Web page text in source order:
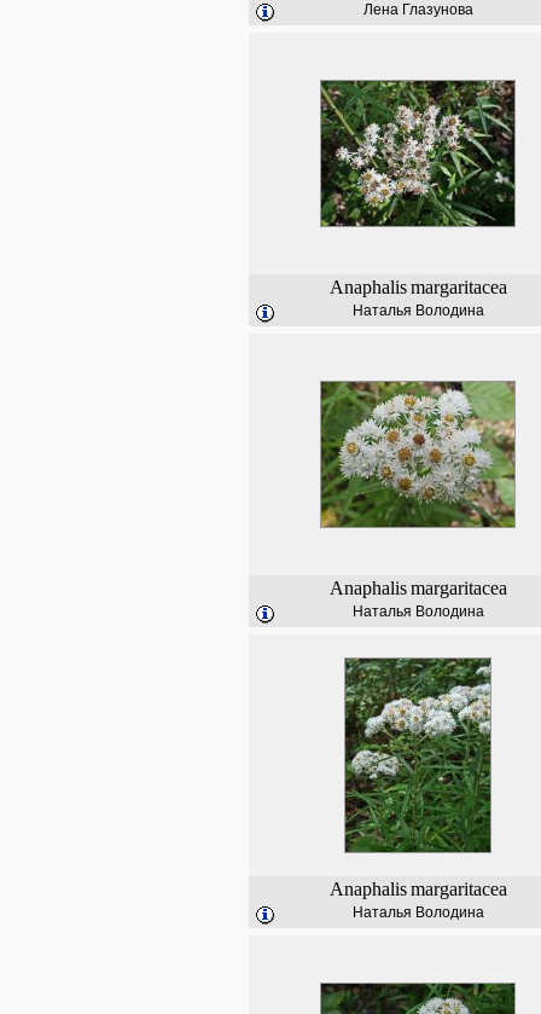
Лена Глазунова
Anaphalis margaritacea
Наталья Володина
Anaphalis margaritacea
Наталья Володина
Anaphalis margaritacea
Наталья Володина